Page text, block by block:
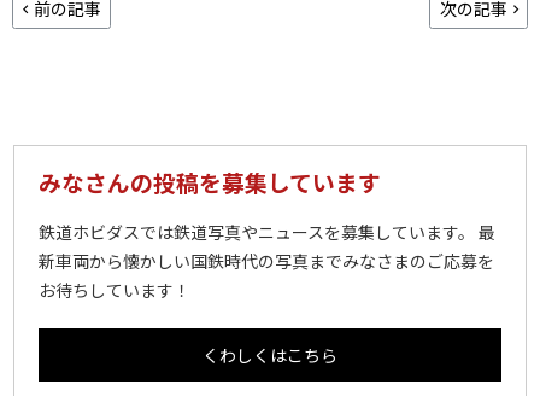
前の記事 次の記事
みなさんの投稿を募集しています
鉄道ホビダスでは鉄道写真やニュースを募集しています。 最
新車両から懐かしい国鉄時代の写真までみなさまのご応募を
お待ちしています！
くわしくはこちら